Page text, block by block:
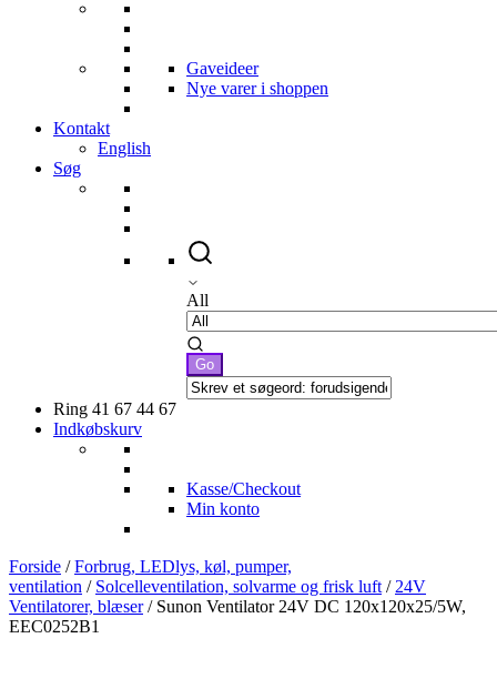
Gaveideer
Nye varer i shoppen
Kontakt
English
Søg
All
Ring 41 67 44 67
Indkøbskurv
Kasse/Checkout
Min konto
Forside /Forbrug, LEDlys, køl, pumper,
ventilation / Solcelleventilation, solvarme og frisk luft / 24V
Ventilatorer, blæser/ Sunon Ventilator 24V DC 120x120x25/5W,
EEC0252B1